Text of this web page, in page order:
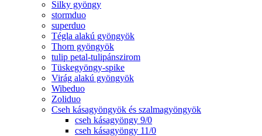
Silky gyöngy
stormduo
superduo
Tégla alakú gyöngyök
Thorn gyöngyök
tulip petal-tulipánszirom
Tüskegyöngy-spike
Virág alakú gyöngyök
Wibeduo
Zoliduo
Cseh kásagyöngyök és szalmagyöngyök
cseh kásagyöngy 9/0
cseh kásagyöngy 11/0